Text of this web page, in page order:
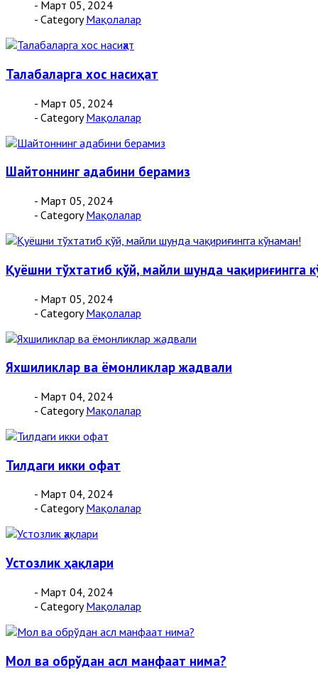
- Март 05, 2024
- Category Мақолалар
Талабаларга хос насиҳат
- Март 05, 2024
- Category Мақолалар
Шайтоннинг адабини берамиз
- Март 05, 2024
- Category Мақолалар
Қуёшни тўхтатиб қўй, майли шунда чақириғингга
- Март 05, 2024
- Category Мақолалар
Яхшиликлар ва ёмонликлар жадвали
- Март 04, 2024
- Category Мақолалар
Тилдаги икки офат
- Март 04, 2024
- Category Мақолалар
Устозлик ҳақлари
- Март 04, 2024
- Category Мақолалар
Мол ва обрўдан асл манфаат нима?